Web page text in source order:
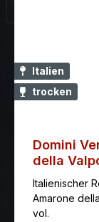
Italien
trocken
Domini
della
Italienischer
Amarone
vol.